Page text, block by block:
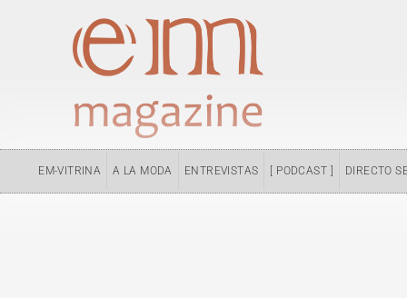
EM-VITRINA A LA MODA ENTREVISTAS [ PODCAST ] DIRECTO